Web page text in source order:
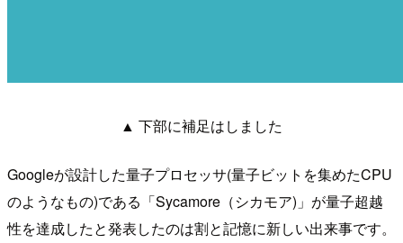
▲ 下部に補足はしました
Googleが設計した量子プロセッサ(量子ビットを集めたCPU
のようなもの)である「Sycamore（シカモア)」が量子超越
性を達成したと発表したのは割と記憶に新しい出来事です。